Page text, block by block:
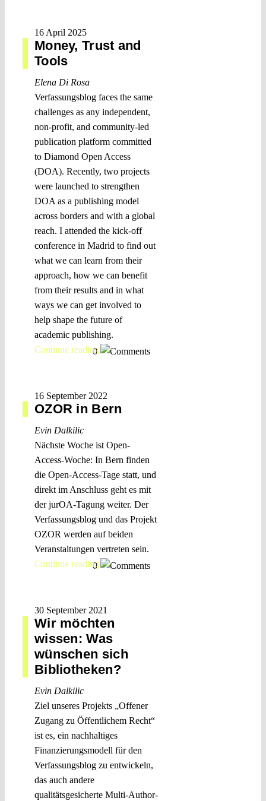
16 April 2025
Money, Trust and
Tools
Elena Di Rosa
Verfassungsblog faces the same
challenges as any independent,
non-profit, and community-led
publication platform committed
to Diamond Open Access
(DOA). Recently, two projects
were launched to strengthen
DOA as a publishing model
across borders and with a global
reach. I attended the kick-off
conference in Madrid to find out
what we can learn from their
approach, how we can benefit
from their results and in what
ways we can get involved to
help shape the future of
academic publishing.
Continue reading >>
0
16 September 2022
OZOR in Bern
Evin Dalkilic
Nächste Woche ist Open-
Access-Woche: In Bern finden
die Open-Access-Tage statt, und
direkt im Anschluss geht es mit
der jurOA-Tagung weiter. Der
Verfassungsblog und das Projekt
OZOR werden auf beiden
Veranstaltungen vertreten sein.
Continue reading >>
0
30 September 2021
Wir möchten
wissen: Was
wünschen sich
Bibliotheken?
Evin Dalkilic
Ziel unseres Projekts „Offener
Zugang zu Öffentlichem Recht“
ist es, ein nachhaltiges
Finanzierungsmodell für den
Verfassungsblog zu entwickeln,
das auch andere
qualitätsgesicherte Multi-Author-